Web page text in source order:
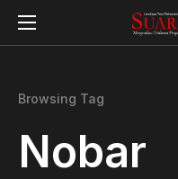
Browsing Tag
Nobar